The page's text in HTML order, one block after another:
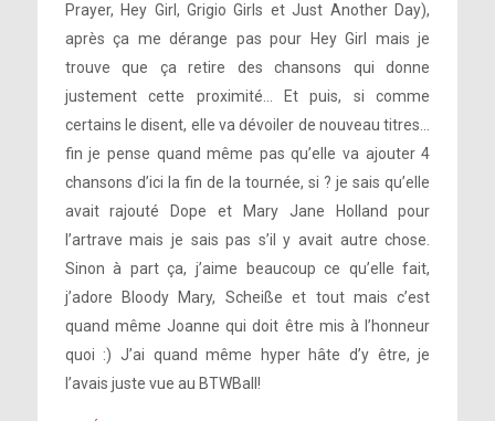
Prayer, Hey Girl, Grigio Girls et Just Another Day),
après ça me dérange pas pour Hey Girl mais je
trouve que ça retire des chansons qui donne
justement cette proximité… Et puis, si comme
certains le disent, elle va dévoiler de nouveau titres…
fin je pense quand même pas qu’elle va ajouter 4
chansons d’ici la fin de la tournée, si ? je sais qu’elle
avait rajouté Dope et Mary Jane Holland pour
l’artrave mais je sais pas s’il y avait autre chose.
Sinon à part ça, j’aime beaucoup ce qu’elle fait,
j’adore Bloody Mary, Scheiße et tout mais c’est
quand même Joanne qui doit être mis à l’honneur
quoi :) J’ai quand même hyper hâte d’y être, je
l’avais juste vue au BTWBall!